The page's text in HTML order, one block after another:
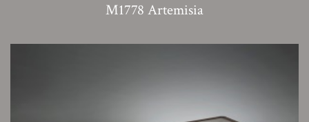
M1778 Artemisia